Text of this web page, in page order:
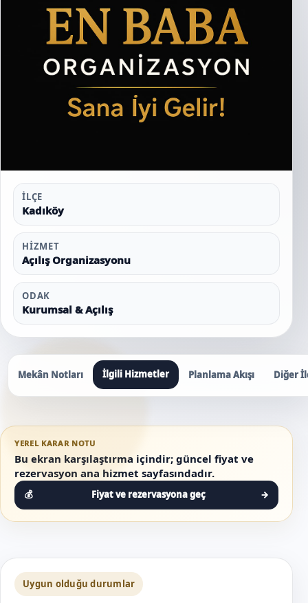
İLÇE
Kadıköy
HIZMET
Açılış Organizasyonu
ODAK
Kurumsal & Açılış
Mekân Notları İlgili Hizmetler Planlama Akışı Diğer
YEREL KARAR NOTU
Bu ekran karşılaştırma içindir; güncel fiyat ve
rezervasyon ana hizmet sayfasındadır.
Fiyat ve rezervasyona geç →
Uygun olduğu durumlar